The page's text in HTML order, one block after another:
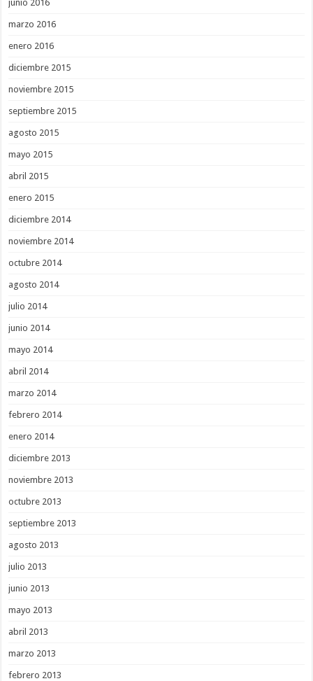
junio 2016
marzo 2016
enero 2016
diciembre 2015
noviembre 2015
septiembre 2015
agosto 2015
mayo 2015
abril 2015
enero 2015
diciembre 2014
noviembre 2014
octubre 2014
agosto 2014
julio 2014
junio 2014
mayo 2014
abril 2014
marzo 2014
febrero 2014
enero 2014
diciembre 2013
noviembre 2013
octubre 2013
septiembre 2013
agosto 2013
julio 2013
junio 2013
mayo 2013
abril 2013
marzo 2013
febrero 2013